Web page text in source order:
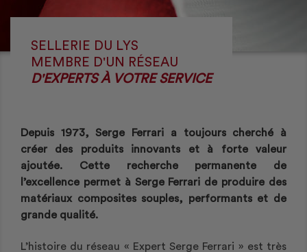
SELLERIE DU LYS
MEMBRE D'UN RÉSEAU
D'EXPERTS À VOTRE SERVICE
Depuis 1973, Serge Ferrari a toujours cherché à
créer des produits innovants et à forte valeur
ajoutée. Cette recherche permanente de
l’excellence permet à Serge Ferrari de produire des
matériaux composites souples, performants et de
grande qualité.
L’histoire du réseau « Expert Serge Ferrari » est très